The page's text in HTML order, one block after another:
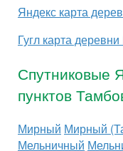
Яндекс карта
Гугл карта
Спутниковые
пунктов
Мирный Мирный
Мельничный